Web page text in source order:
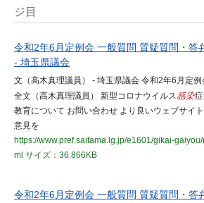
ジ目
令和2年6月定例会 一般質問 質疑質問・答
- 埼玉県議会
文（高木真理議員） - 埼玉県議会 令和2年6月定
全文（高木真理議員） 新型コロナウイルス感染
教育について お問い合わせ より良いウェブサイ
意見を
https://www.pref.saitama.lg.jp/e1601/gikai-
ml サイズ：36.866KB
令和2年6月定例会 一般質問 質疑質問・答